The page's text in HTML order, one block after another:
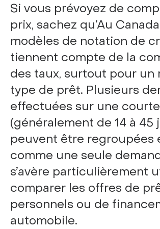
Si vous prévoyez de
prix, sachez qu’Au
modèles de notation de
tiennent compte de la
des taux, surtout pour un
type de prêt. Plusieurs
effectuées sur une
(généralement de 14 à 45
peuvent être regroupées
comme une seule
s’avère particulièrement
comparer les offres de
personnels ou de
automobile.